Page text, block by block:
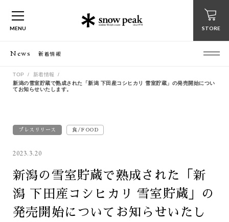
MENU STORE
News 新着情報
TOP
新着情報
新潟の雪室貯蔵で熟成された「新潟 下田産コシヒカリ 雪室貯蔵」の発売開始につい
てお知らせいたします。
プレスリリース 食/FOOD
2023.3.20
新潟の雪室貯蔵で熟成された「新
潟 下田産コシヒカリ 雪室貯蔵」の
発売開始についてお知らせいたし